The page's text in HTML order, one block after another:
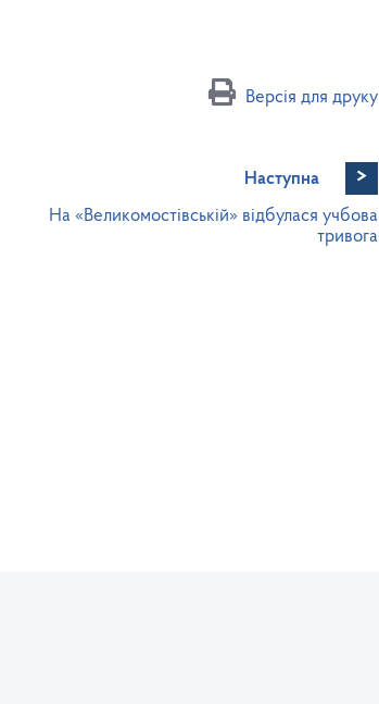
Версія для друку
Наступна >
На «Великомостівській» відбулася учбова
тривога